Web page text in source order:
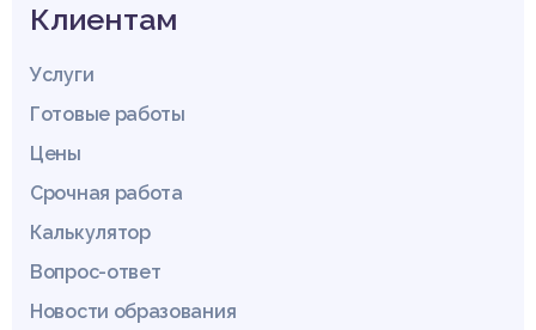
Клиентам
Услуги
Готовые работы
Цены
Срочная работа
Калькулятор
Вопрос-ответ
Новости образования